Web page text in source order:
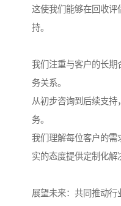
这使我们能够在回收评
持。
我们注重与客户的长期
务关系。
从初步咨询到后续支
务。
我们理解每位客户的需
实的态度提供定制化解
展望未来：共同推动行